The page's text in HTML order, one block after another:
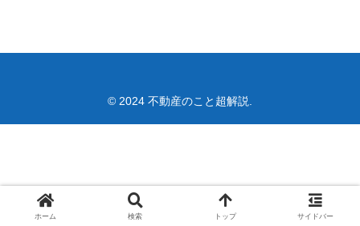
© 2024 不動産のこと超解説.
ホーム 検索 トップ サイドバー